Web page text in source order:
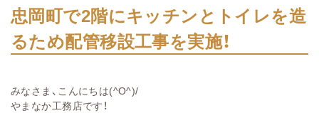
忠岡町で2階にキッチンとトイレを造
るため配管移設工事を実施！
みなさま、こんにちは(^O^)/
やまなか工務店です！